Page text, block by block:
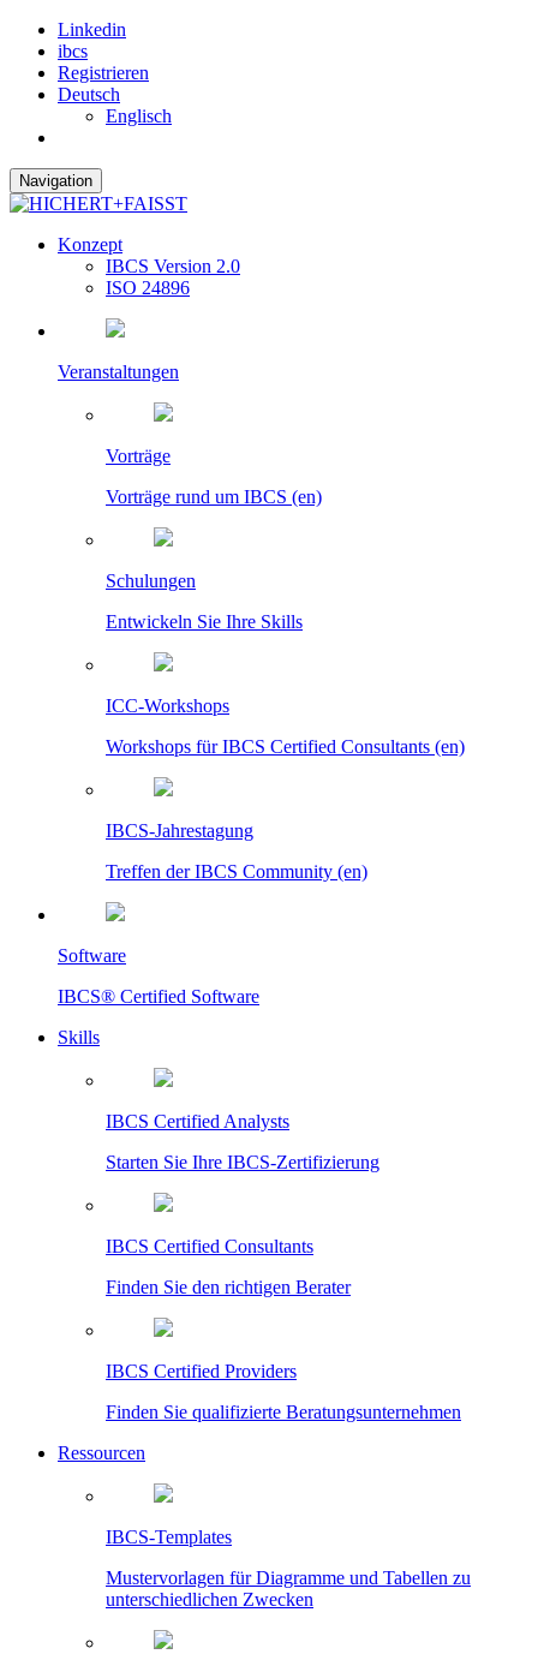
Linkedin
ibcs
Registrieren
Deutsch
Englisch
Navigation
Konzept
IBCS Version 2.0
ISO 24896
Veranstaltungen
Vorträge
Vorträge rund um IBCS (en)
Schulungen
Entwickeln Sie Ihre Skills
ICC-Workshops
Workshops für IBCS Certified Consultants (en)
IBCS-Jahrestagung
Treffen der IBCS Community (en)
Software
IBCS® Certified Software
Skills
IBCS Certified Analysts
Starten Sie Ihre IBCS-Zertifizierung
IBCS Certified Consultants
Finden Sie den richtigen Berater
IBCS Certified Providers
Finden Sie qualifizierte Beratungsunternehmen
Ressourcen
IBCS-Templates
Mustervorlagen für Diagramme und Tabellen zu
unterschiedlichen Zwecken